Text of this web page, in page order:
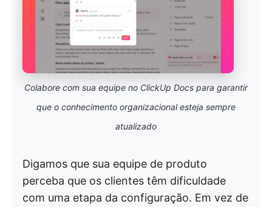
Colabore com sua equipe no ClickUp Docs para garantir
que o conhecimento organizacional esteja sempre
atualizado
Digamos que sua equipe de produto
perceba que os clientes têm dificuldade
com uma etapa da configuração. Em vez de